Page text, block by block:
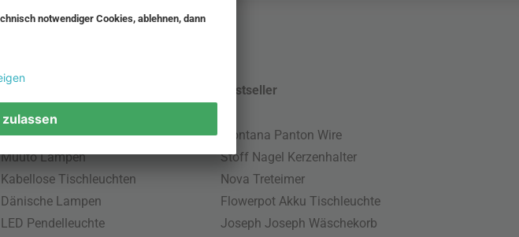
Pendellampe für Außen
Muuto Lampen
Kabellose Tischleuchten
Dänische Lampen
LED Pendelleuchte
Bestseller
Montana Panton Wire
Stoff Nagel Kerzenhalter
Nova Treteimer
Flowerpot Akku Tischleuchte
Joseph Joseph Wäschekorb